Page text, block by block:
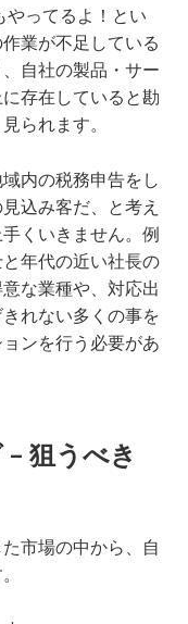
やってるよ！とい
業が不足している
自社の製品・サー
存在していると勘
られます。
内の税務申告をし
込み客だ、と考え
くいきません。例
年代の近い社長の
な業種や、対応出
れない多くの事を
ンを行う必要があ
– 狙うべき
市場の中から、自